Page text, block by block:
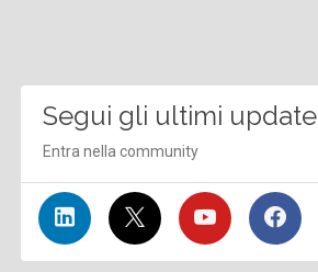
Segui gli ultimi update
Entra nella community